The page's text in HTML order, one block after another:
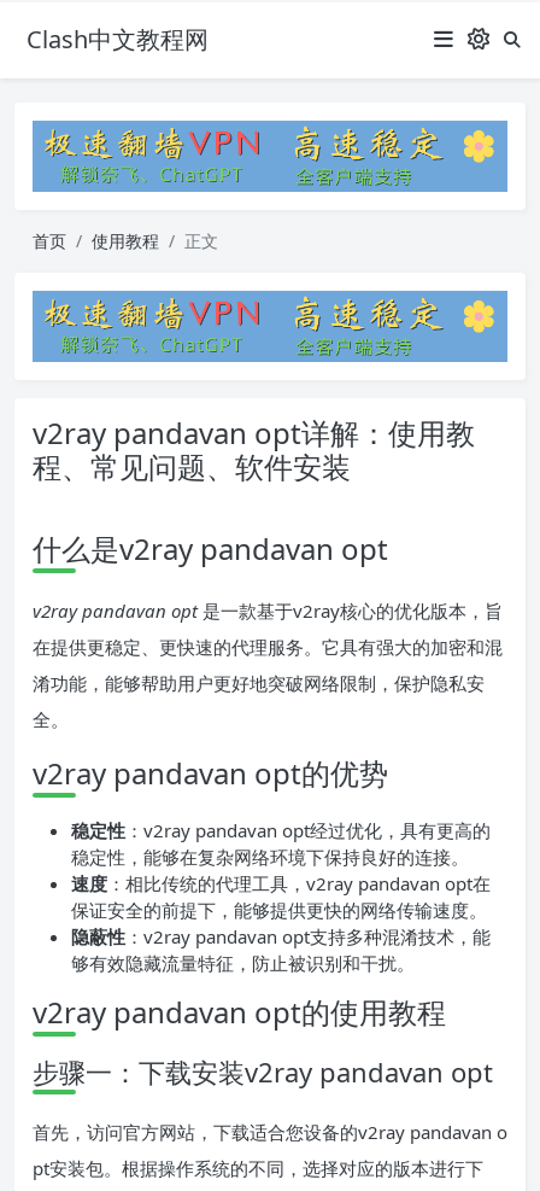
Clash中文教程网
首页 使用教程 正文
v2ray pandavan opt详解：使用教
程、常见问题、软件安装
什么是v2ray pandavan opt
v2ray pandavan opt是一款基于v2ray核心的优化版本，旨
在提供更稳定、更快速的代理服务。它具有强大的加密和混
淆功能，能够帮助用户更好地突破网络限制，保护隐私安
全。
v2ray pandavan opt的优势
稳定性 ：v2ray pandavan opt经过优化，具有更高的
稳定性，能够在复杂网络环境下保持良好的连接。
速度 ：相比传统的代理工具，v2ray pandavan opt在
保证安全的前提下，能够提供更快的网络传输速度。
隐蔽性 ：v2ray pandavan opt支持多种混淆技术，能
够有效隐藏流量特征，防止被识别和干扰。
v2ray pandavan opt的使用教程
步骤一：下载安装v2ray pandavan opt
首先，访问官方网站，下载适合您设备的v2ray pandavan o
pt安装包。根据操作系统的不同，选择对应的版本进行下